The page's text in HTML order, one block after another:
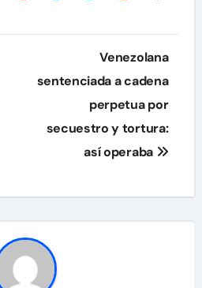
Venezolana
sentenciada a cadena
perpetua por
secuestro y tortura:
así operaba